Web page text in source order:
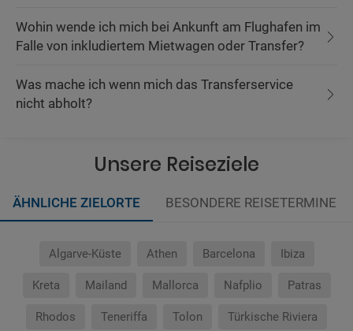
Wohin wende ich mich bei Ankunft am Flughafen im
Falle von inkludiertem Mietwagen oder Transfer?
Was mache ich wenn mich das Transferservice
nicht abholt?
Unsere Reiseziele
ÄHNLICHE ZIELORTE BESONDERE REISETERMINE
Algarve-Küste Athen Barcelona Ibiza
Kreta Mailand Mallorca Nafplio Patras
Rhodos Teneriffa Tolon Türkische Riviera